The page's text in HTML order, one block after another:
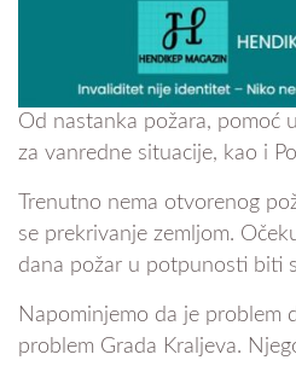
Od nastanka požara, pomoć
za vanredne situacije, kao i
Trenutno nema otvorenog
se prekrivanje zemljom.
dana požar u potpunosti biti
Napominjemo da je problem
problem Grada Kraljeva.